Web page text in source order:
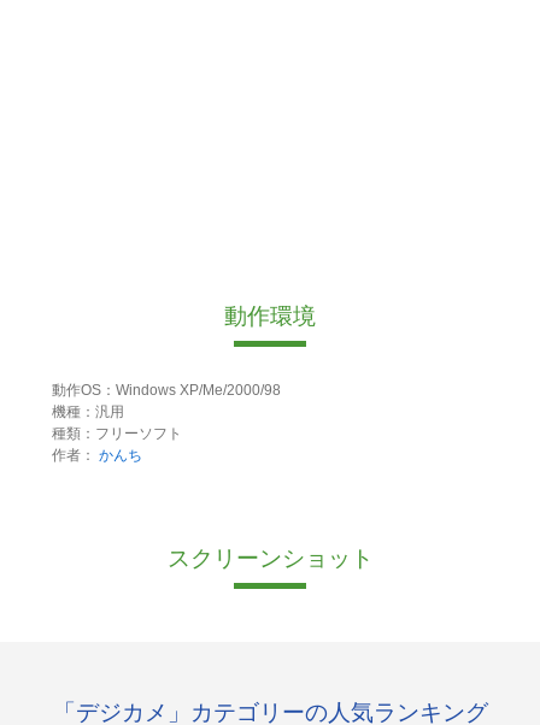
動作環境
動作OS：Windows XP/Me/2000/98
機種：汎用
種類：フリーソフト
作者： かんち
スクリーンショット
「デジカメ」カテゴリーの人気ランキング